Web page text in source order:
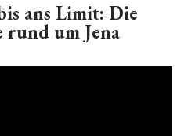
ans Limit: Die
um Jena